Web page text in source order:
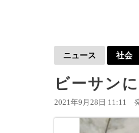
ニュース 社会
ビーサン
2021年9月28日 11:11